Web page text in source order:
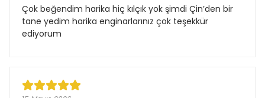
Çok beğendim harika hiç kılçık yok şimdi Çin’den bir
tane yedim harika enginarlarınız çok teşekkür
ediyorum